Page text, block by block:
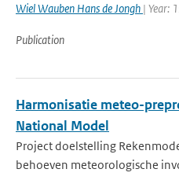
Wiel Wauben Hans de Jongh | Year:
Publication
Harmonisatie meteo-
National Model
Project doelstelling
behoeven meteorologische